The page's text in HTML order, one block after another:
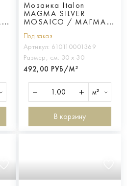
Мозаика Italon
MAGMA SILVER
MOSAICO / МАГМА
Под заказ
Артикул: 610110001369
Размер, см: 30 х 30
492,00 РУБ/М²
м²
В корзину